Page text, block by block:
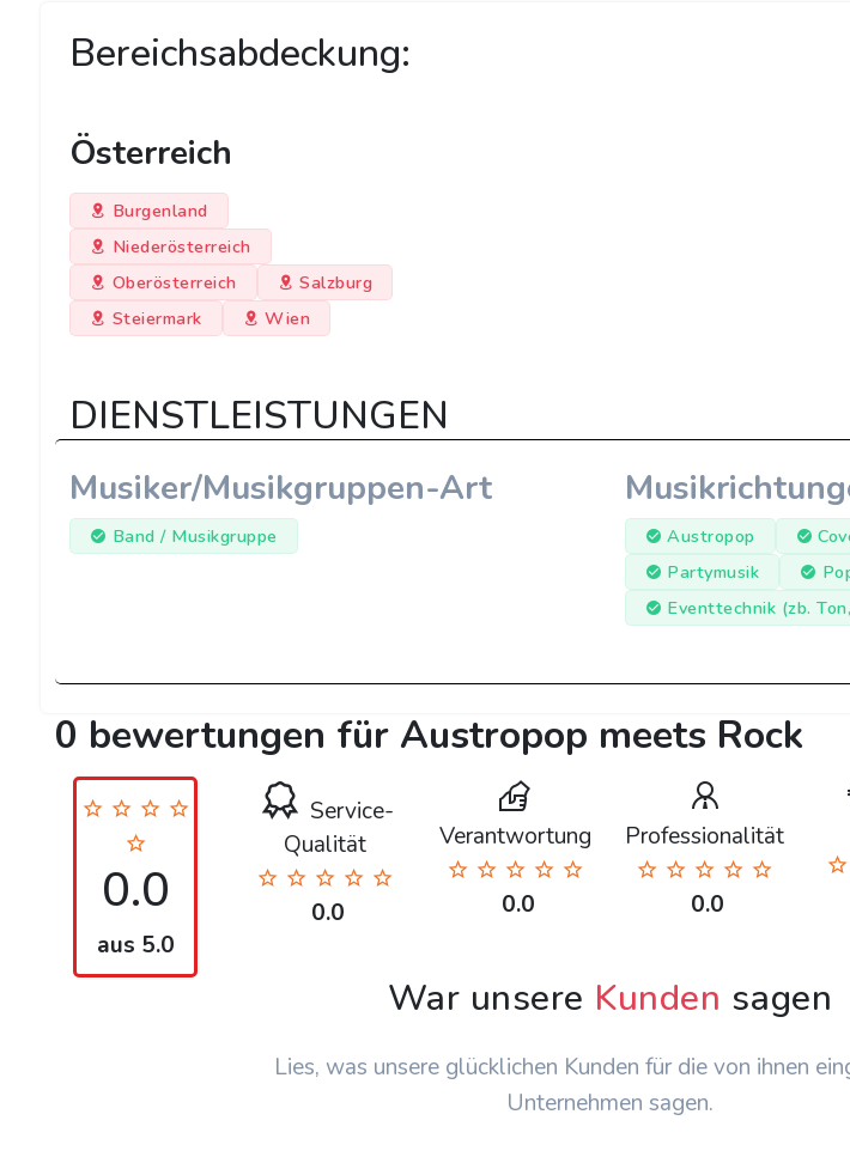
Bereichsabdeckung:
Österreich
Burgenland
Niederösterreich
Oberösterreich
Salzburg
Steiermark
Wien
DIENSTLEISTUNGEN
Musiker/Musikgruppen-Art
Band / Musikgruppe Austropop
Partymusik
Eventtechnik (zb.
0 bewertungen für Austropop meets Rock
0.0
aus 5.0
Service-
Qualität
0.0
Verantwortung
0.0
Professionalität
0.0
War unsere Kunden sagen
Lies, was unsere glücklichen Kunden für die von ihnen
Unternehmen sagen.